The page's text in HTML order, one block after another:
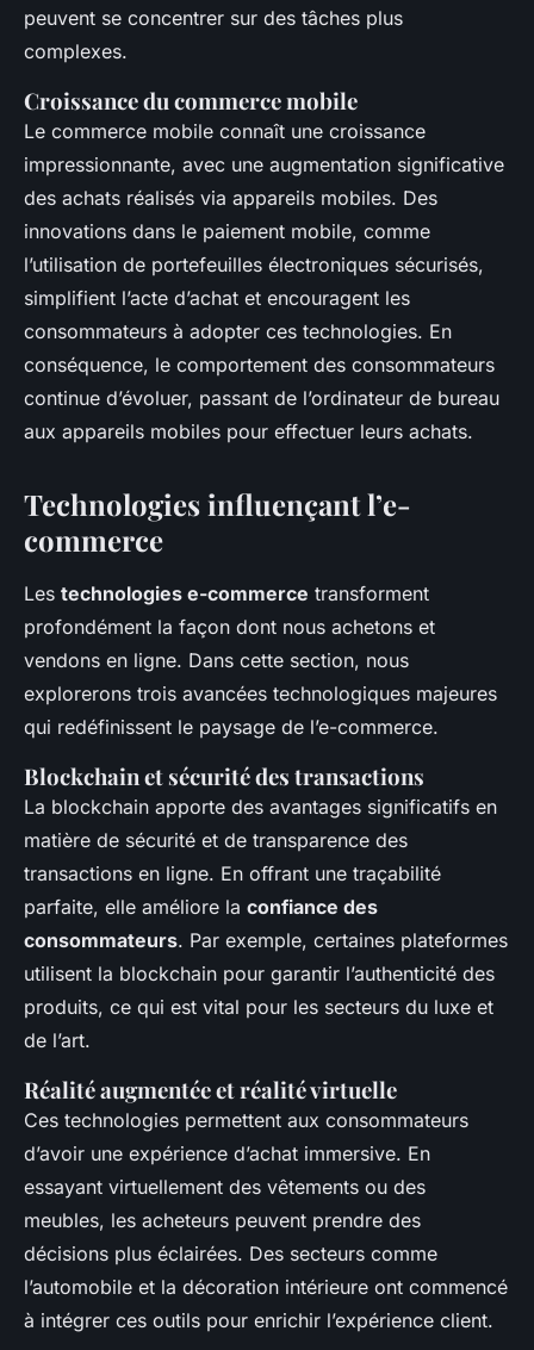
peuvent se concentrer sur des tâches plus
complexes.
Croissance du commerce mobile
Le commerce mobile connaît une croissance
impressionnante, avec une augmentation significative
des achats réalisés via appareils mobiles. Des
innovations dans le paiement mobile, comme
l’utilisation de portefeuilles électroniques sécurisés,
simplifient l’acte d’achat et encouragent les
consommateurs à adopter ces technologies. En
conséquence, le comportement des consommateurs
continue d’évoluer, passant de l’ordinateur de bureau
aux appareils mobiles pour effectuer leurs achats.
Technologies influençant l’e-
commerce
Les technologies e-commerce transforment
profondément la façon dont nous achetons et
vendons en ligne. Dans cette section, nous
explorerons trois avancées technologiques majeures
qui redéfinissent le paysage de l’e-commerce.
Blockchain et sécurité des transactions
La blockchain apporte des avantages significatifs en
matière de sécurité et de transparence des
transactions en ligne. En offrant une traçabilité
parfaite, elle améliore la confiance des
consommateurs. Par exemple, certaines plateformes
utilisent la blockchain pour garantir l’authenticité des
produits, ce qui est vital pour les secteurs du luxe et
de l’art.
Réalité augmentée et réalité virtuelle
Ces technologies permettent aux consommateurs
d’avoir une expérience d’achat immersive. En
essayant virtuellement des vêtements ou des
meubles, les acheteurs peuvent prendre des
décisions plus éclairées. Des secteurs comme
l’automobile et la décoration intérieure ont commencé
à intégrer ces outils pour enrichir l’expérience client.